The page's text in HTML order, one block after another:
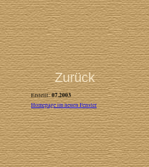
Zurück
Erstellt:07.2003
Homepage im neuen Fenster